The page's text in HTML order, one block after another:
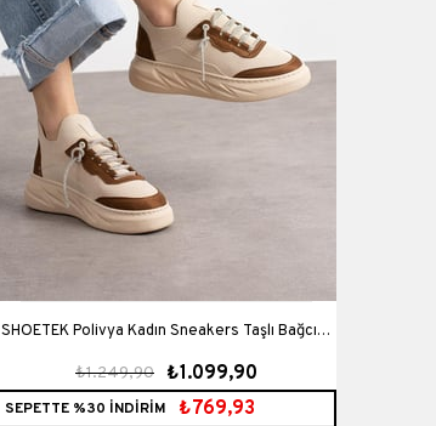
SHOETEK Polivya Kadın Sneakers Taşlı Bağcıklı
Triko Dokumalı Spor Ayakkabı Kahve Garni Bej
₺1.099,90
₺1.249,90
SEPETTE %30 İNDİRİM ₺769,93